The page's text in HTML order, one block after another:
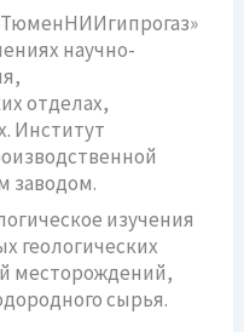
научно-
отделах,
Институт
заводом.
изучения
геологических
месторождений,
сырья.